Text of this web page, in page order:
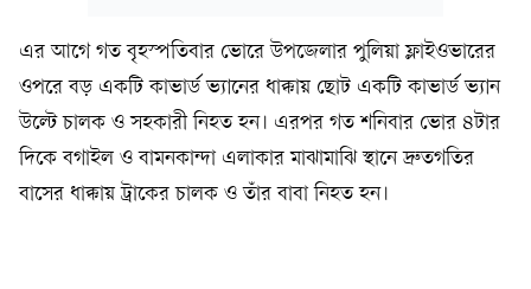
এর আগে গত বৃহস্পতিবার ভোরে উপজেলার পুলিয়া ফ্লাইওভারের
ওপরে বড় একটি কাভার্ড ভ্যানের ধাক্কায় ছোট একটি কাভার্ড ভ্যান
উল্টে চালক ও সহকারী নিহত হন। এরপর গত শনিবার ভোর ৪টার
দিকে বগাইল ও বামনকান্দা এলাকার মাঝামাঝি স্থানে দ্রুতগতির
বাসের ধাক্কায় ট্রাকের চালক ও তাঁর বাবা নিহত হন।